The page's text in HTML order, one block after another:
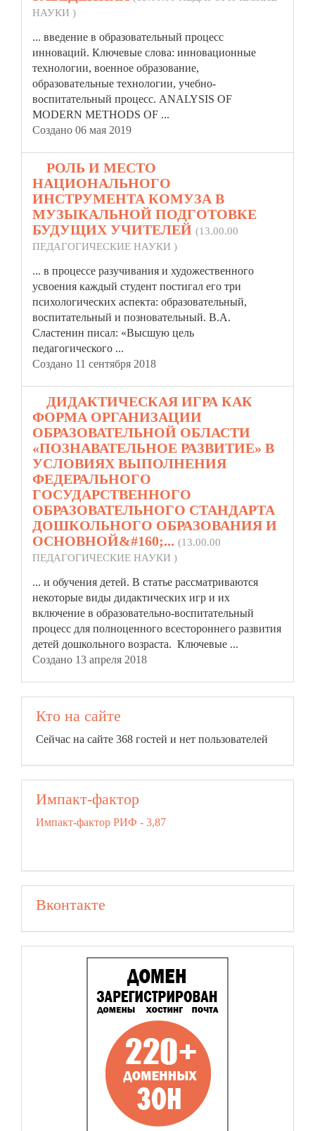
НАУКИ )
... введение в образовательный процесс
инноваций. Ключевые слова: инновационные
технологии, военное образование,
образовательные технологии, учебно-
воспитательный процесс. ANALYSIS OF
MODERN METHODS OF ...
Создано 06 мая 2019
РОЛЬ И МЕСТО
НАЦИОНАЛЬНОГО
ИНСТРУМЕНТА КОМУЗА В
МУЗЫКАЛЬНОЙ ПОДГОТОВКЕ
БУДУЩИХ УЧИТЕЛЕЙ (13.00.00
ПЕДАГОГИЧЕСКИЕ НАУКИ )
... в процессе разучивания и художественного
усвоения каждый студент постигал его три
психологических аспекта: образовательный,
воспитательный и позновательный. В.А.
Сластенин писал: «Высшую цель
педагогического ...
Создано 11 сентября 2018
ДИДАКТИЧЕСКАЯ ИГРА КАК
ФОРМА ОРГАНИЗАЦИИ
ОБРАЗОВАТЕЛЬНОЙ ОБЛАСТИ
«ПОЗНАВАТЕЛЬНОЕ РАЗВИТИЕ» В
УСЛОВИЯХ ВЫПОЛНЕНИЯ
ФЕДЕРАЛЬНОГО
ГОСУДАРСТВЕННОГО
ОБРАЗОВАТЕЛЬНОГО СТАНДАРТА
ДОШКОЛЬНОГО ОБРАЗОВАНИЯ И
ОСНОВНОЙ&#160;... (13.00.00
ПЕДАГОГИЧЕСКИЕ НАУКИ )
... и обучения детей. В статье рассматриваются
некоторые виды дидактических игр и их
включение в образовательно-воспитательный
процесс для полноценного всестороннего развития
детей дошкольного возраста. Ключевые ...
Создано 13 апреля 2018
Кто на сайте
Сейчас на сайте 368 гостей и нет пользователей
Импакт-фактор
Импакт-фактор РИФ - 3,87
Вконтакте